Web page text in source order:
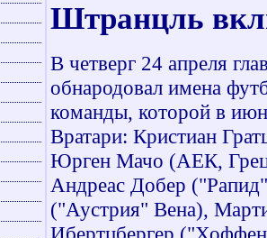
Штранцль
В четверг 24 апреля
обнародовал имена
команды, которой в
Вратари: Кристиан
Юрген Мачо (АЕК,
Андреас Добер
("Аустрия" Вена),